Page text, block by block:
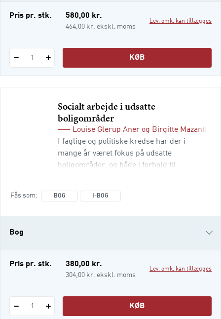
e-bog
Pris pr. stk. 580,00 kr.
464,00 kr. ekskl. moms
Lev. omk. kan tillægges
1 KØB
Socialt arbejde i udsatte
boligområder
Louise Glerup Aner og Birgitte Mazanti
I faglige og politiske kredse har der i
mange år været fokus på udsatte
boligområder, og både i forhold til
boligsociale indsatser.
Fås som BOG I-BOG
Bog
i-bog
Pris pr. stk. 380,00 kr.
304,00 kr. ekskl. moms
Lev. omk. kan tillægges
1 KØB